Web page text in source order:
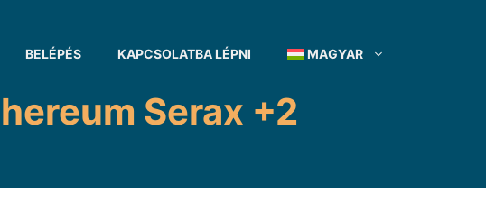
BELÉPÉS KAPCSOLATBA LÉPNI MAGYAR
Serax +2